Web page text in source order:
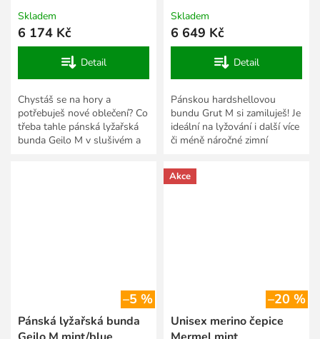
Skladem
6 174 Kč
Detail
Chystáš se na hory a
potřebuješ nové oblečení? Co
třeba tahle pánská lyžařská
bunda Geilo M v slušivém a
Skladem
6 649 Kč
Detail
Pánskou hardshellovou
bundu Grut M si zamiluješ! Je
ideální na lyžování i další více
či méně náročné zimní
ti umožní...
–5 %
Pánská lyžařská bunda
Akce
–20 %
Unisex merino čepice